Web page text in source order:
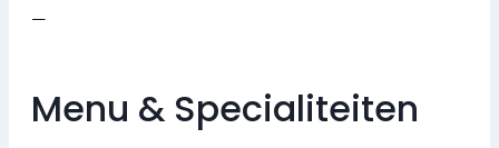
—
Menu & Specialiteiten